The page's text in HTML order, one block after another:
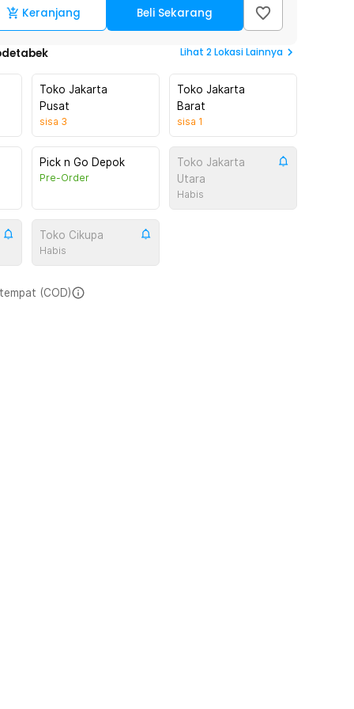
Keranjang Beli Sekarang
Lihat 2Lokasi Lainnya
Toko Jakarta
Pusat
sisa 3
Toko Jakarta
Barat
sisa 1
Pick n Go Depok
Pre-Order
Toko Jakarta
Utara
Habis
Toko Cikupa
Habis
(COD)